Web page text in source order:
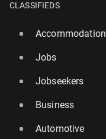
CLASSIFIEDS
Accommodation
Jobs
Jobseekers
Business
Automotive